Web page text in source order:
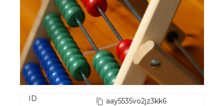
ID
aay5535vo2jz3kk6